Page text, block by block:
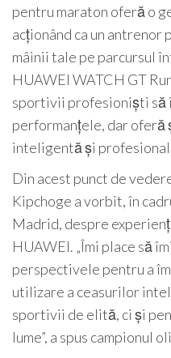
pentru maraton oferă o
acționând ca un
mâinii tale pe parcursul
HUAWEI WATCH GT
sportivii profesioniști să
performanțele, dar oferă
inteligentă și
Din acest punct de
Kipchoge a vorbit, în
Madrid, despre
HUAWEI. „Îmi place să
perspectivele pentru a
utilizare a ceasurilor
sportivii de elită, ci și
lume”, a spus campionul